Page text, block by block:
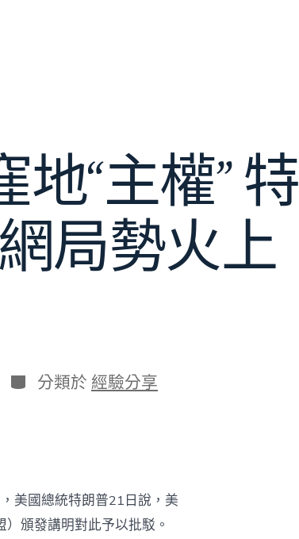
“主權” 特
局勢火上
分
類
分類於 經驗分享
美國總統特朗普21日說，美
頒發講明對此予以批駁。